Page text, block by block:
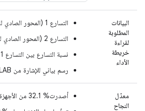
البيانات
المطلوبة
لقراءة
خريطة
الأداء
التسارع 1 (المحور الصادي للشريط المجمّع الأيسر في الرسم البياني)
التسارع 2 (المحور الصادي للعمود المجمّع الأيمن في الرسم البياني)
نسبة التسارع بين التسارع 1 (بمقدار 50%) والتسارع 2 (بمقدار 100%): النسبة المستهدفة هي 2.
رسم بياني للإشارة من MATLAB كمرجع مرئي
معدّل
النجاح
أصدرت% 32.1 من الأجهزة التأثير 3 على النحو المتوقّع.